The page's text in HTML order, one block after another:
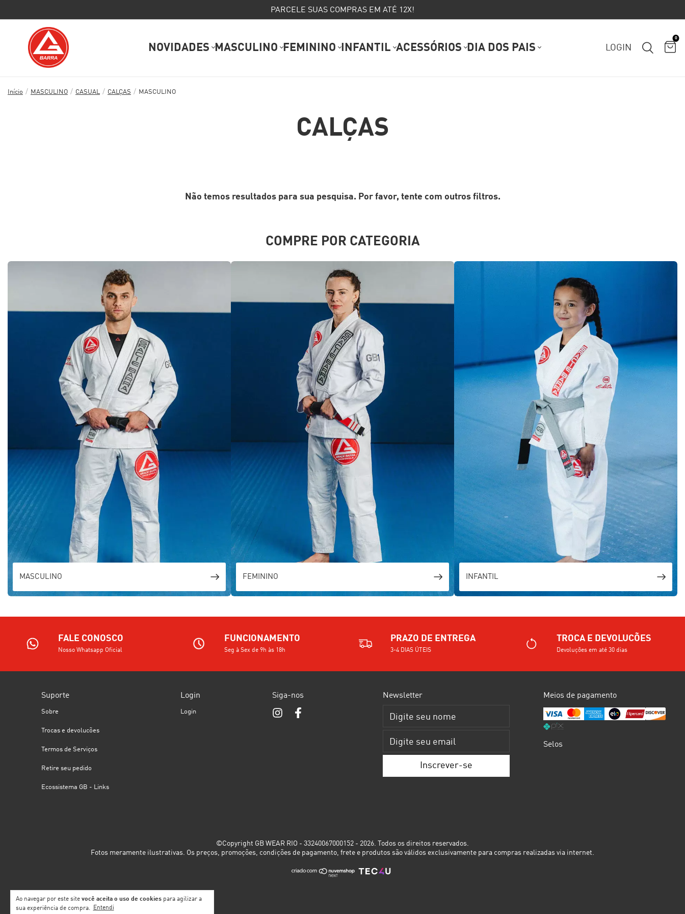
PARCELE SUAS COMPRAS EM ATÉ 12X!
NOVIDADES MASCULINO FEMININO INFANTIL ACESSÓRIOS DIA DOS PAIS LOGIN
0
Ao navegar por este site você aceita o uso de cookies para agilizar a
sua experiência de compra.
Entendi
Início / MASCULINO / CASUAL / CALÇAS / MASCULINO
CALÇAS
Não temos resultados para sua pesquisa. Por favor, tente com outros filtros.
COMPRE POR CATEGORIA
MASCULINO FEMININO INFANTIL
FALE CONOSCO
Nosso Whatsapp Oficial
FUNCIONAMENTO
Seg à Sex de 9h às 18h
PRAZO DE ENTREGA
3-4 DIAS ÚTEIS
TROCA E DEVOLUCÕES
Devoluções em até 30 dias
Suporte
Sobre
Trocas e devolucões
Termos de Serviços
Retire seu pedido
Ecossistema GB - Links
Login
Login
Siga-nos Newsletter Meios de pagamento
Selos
©Copyright GB WEAR RIO - 33240067000152 - 2026. Todos os direitos reservados.
Fotos meramente ilustrativas. Os preços, promoções, condições de pagamento, frete e produtos são válidos exclusivamente para compras realizadas via internet.